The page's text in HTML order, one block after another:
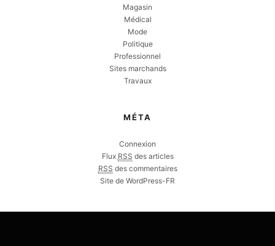
Magasin
Médical
Mode
Politique
Professionnel
Sites marchands
Travaux
MÉTA
Connexion
Flux RSS des articles
RSS des commentaires
Site de WordPress-FR